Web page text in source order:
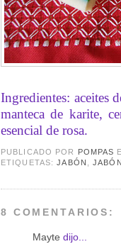
Ingredientes: aceites
manteca de karite,
esencial de rosa.
PUBLICADO POR POMPAS
ETIQUETAS:JABÓN ,
8 COMENTARIOS:
Mayte dijo...